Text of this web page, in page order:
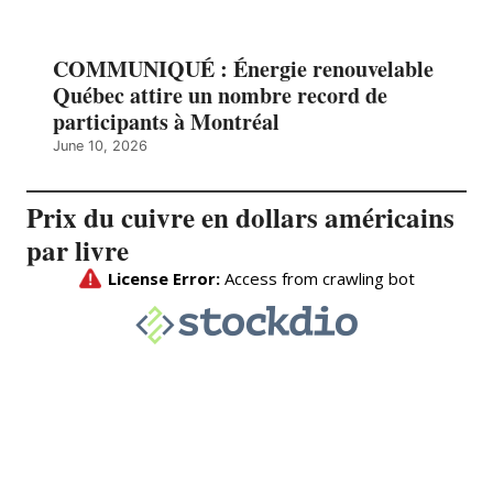
COMMUNIQUÉ : Énergie renouvelable
Québec attire un nombre record de
participants à Montréal
June 10, 2026
Prix du cuivre en dollars américains
par livre